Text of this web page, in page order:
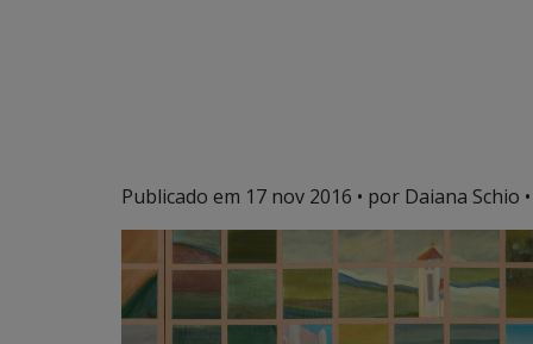
Publicado em 17 nov 2016 • por Daiana Schio •